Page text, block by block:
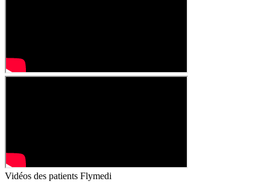
Vidéos des patients Flymedi